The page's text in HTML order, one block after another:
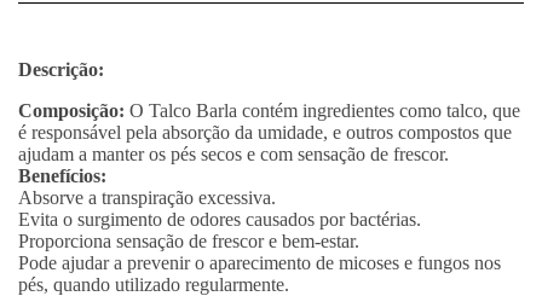
Descrição:
Composição: O Talco Barla contém ingredientes como talco, que
é responsável pela absorção da umidade, e outros compostos que
ajudam a manter os pés secos e com sensação de frescor.
Benefícios:
Absorve a transpiração excessiva.
Evita o surgimento de odores causados por bactérias.
Proporciona sensação de frescor e bem-estar.
Pode ajudar a prevenir o aparecimento de micoses e fungos nos
pés, quando utilizado regularmente.